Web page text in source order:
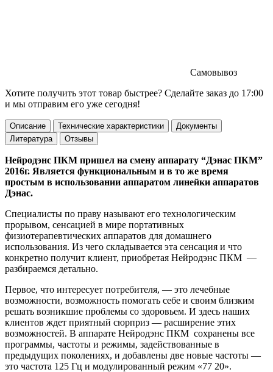
Самовывоз
Хотите получить этот товар быстрее? Сделайте заказ до 17:00
и мы отправим его уже сегодня!
Описание Технические характеристики
Документы
Литература
Отзывы
Нейродэнс ПКМ пришел на смену аппарату “Дэнас ПКМ”
2016г. Является функциональным и в то же время
простым в использовании аппаратом линейки аппаратов
Дэнас.
Специалисты по праву называют его технологическим
прорывом, сенсацией в мире портативных
физиотерапевтических аппаратов для домашнего
использования. Из чего складывается эта сенсация и что
конкретно получит клиент, приобретая Нейродэнс ПКМ —
разбираемся детально.
Первое, что интересует потребителя, — это лечебные
возможности, возможность помогать себе и своим близким
решать возникшие проблемы со здоровьем. И здесь наших
клиентов ждет приятный сюрприз — расширение этих
возможностей. В аппарате Нейродэнс ПКМ сохранены все
программы, частоты и режимы, задействованные в
предыдущих поколениях, и добавлены две новые частоты —
это частота 125 Гц и модулированный режим «77 20».